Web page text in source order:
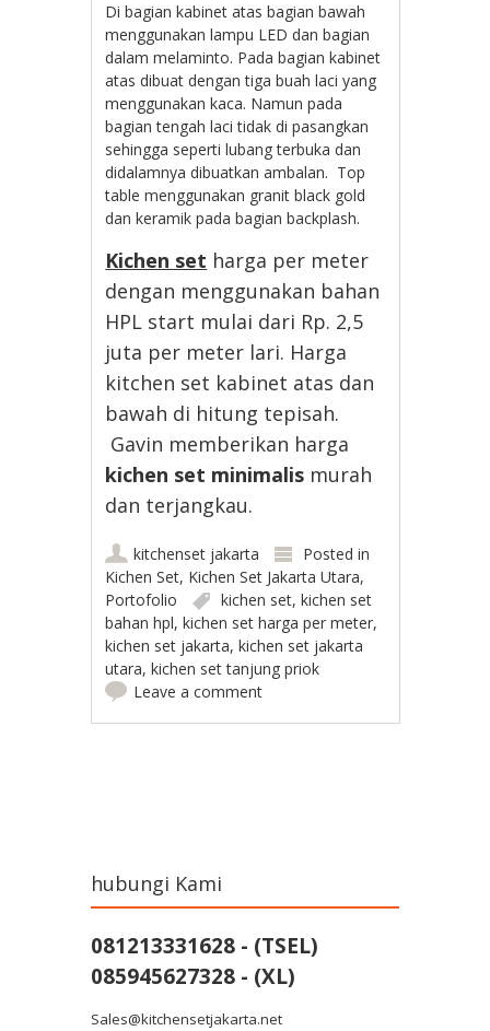
Di bagian kabinet atas bagian bawah
menggunakan lampu LED dan bagian
dalam melaminto. Pada bagian kabinet
atas dibuat dengan tiga buah laci yang
menggunakan kaca. Namun pada
bagian tengah laci tidak di pasangkan
sehingga seperti lubang terbuka dan
didalamnya dibuatkan ambalan. Top
table menggunakan granit black gold
dan keramik pada bagian backplash.
Kichen set harga per meter
dengan menggunakan bahan
HPL start mulai dari Rp. 2,5
juta per meter lari. Harga
kitchen set kabinet atas dan
bawah di hitung tepisah.
Gavin memberikan harga
kichen set minimalis murah
dan terjangkau.
kitchenset jakarta
Posted in
Kichen Set, Kichen Set Jakarta Utara,
Portofolio
kichen set,kichen set
bahan hpl,kichen set harga per meter,
kichen set jakarta,kichen set jakarta
utara,kichen set tanjung priok
Leave a comment
hubungi Kami
081213331628 - (TSEL)
085945627328 - (XL)
Sales@kitchensetjakarta.net